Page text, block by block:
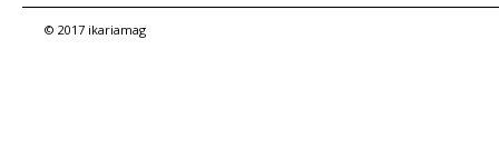
© 2017 ikariamag